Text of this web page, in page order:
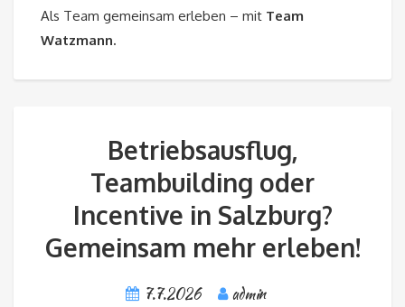
Als Team gemeinsam erleben – mit Team
Watzmann.
Betriebsausflug,
Teambuilding oder
Incentive in Salzburg?
Gemeinsam mehr erleben!
7.7.2026
admin